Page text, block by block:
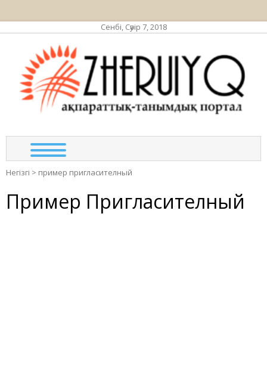
Сенбі, Сәуір 7, 2018
Негізгі > пример пригласителный
Пример Пригласителный